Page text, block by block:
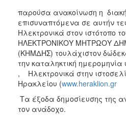
παρούσα ανακοίνωση η
επισυναπτόμενα σε αυτήν
Ηλεκτρονικά στον ιστότοπο
ΗΛΕΚΤΡΟΝΙΚΟΥ ΜΗΤΡΩΟΥ
(ΚΗΜΔΗΣ) τουλάχιστον
την καταληκτική
, Ηλεκτρονικά στην
Ηρακλείου (www.heraklion.gr
Τα έξοδα δημοσίευσης της
τον ανάδοχο.